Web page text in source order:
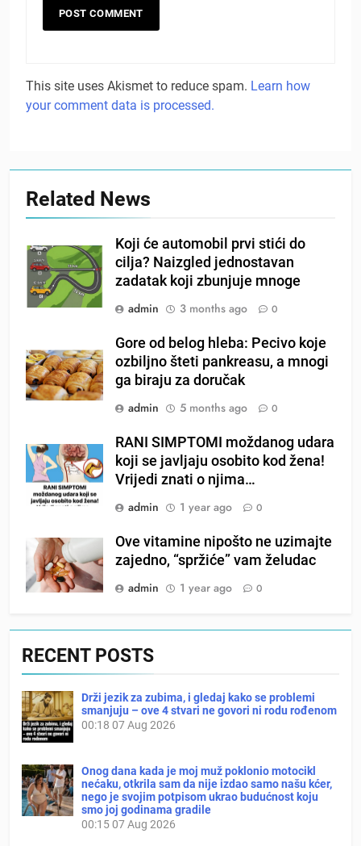
This site uses Akismet to reduce spam. Learn how
your comment data is processed.
Related News
Koji će automobil prvi stići do
cilja? Naizgled jednostavan
zadatak koji zbunjuje mnoge
admin
3 months ago 0
Gore od belog hleba: Pecivo koje
ozbiljno šteti pankreasu, a mnogi
ga biraju za doručak
admin
5 months ago 0
RANI SIMPTOMI moždanog udara
koji se javljaju osobito kod žena!
Vrijedi znati o njima…
admin
1 year ago 0
Ove vitamine nipošto ne uzimajte
zajedno, “spržiće” vam želudac
admin
1 year ago 0
RECENT POSTS
Drži jezik za zubima, i gledaj kako se problemi
smanjuju – ove 4 stvari ne govori ni rodu rođenom
00:18 07 Aug 2026
Onog dana kada je moj muž poklonio motocikl
nećaku, otkrila sam da nije izdao samo našu kćer,
nego je svojim potpisom ukrao budućnost koju
smo joj godinama gradile
00:1507 Aug 2026